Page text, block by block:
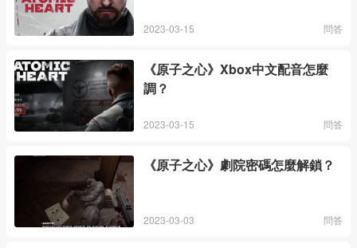
2023-03-15 問答
《原子之心》Xbox中文配音怎麼
調？
2023-03-15 問答
《原子之心》劇院密碼怎麼解鎖？
2023-03-03 問答